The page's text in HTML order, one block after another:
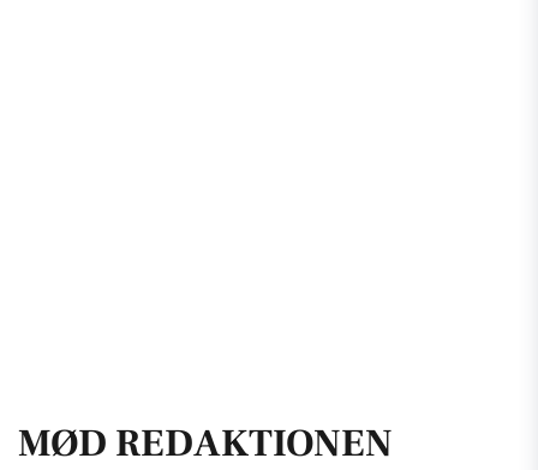
MØD REDAKTIONEN